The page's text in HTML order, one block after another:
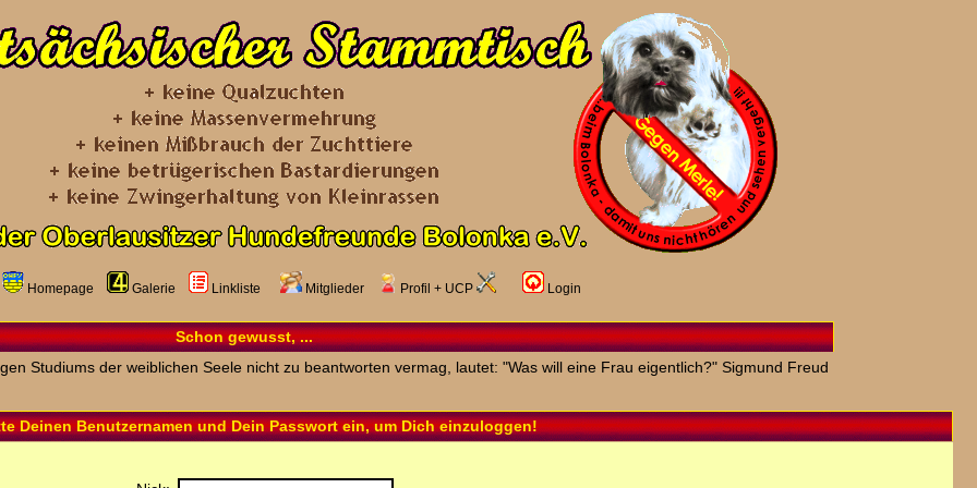
Homepage Galerie Linkliste Mitglieder Profil + UCP Login
Schon gewusst, ...
Studiums der weiblichen Seele nicht zu beantworten vermag, lautet: "Was will eine Frau eigentlich?" Sigmund Freud
Deinen Benutzernamen und Dein Passwort ein, um Dich einzuloggen!